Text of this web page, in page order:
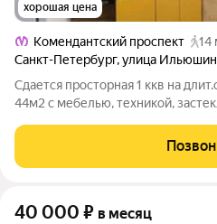
хорошая цена
Комендантский проспект
14
Санкт-Петербург,улица
Сдается просторная 1 ккв на
44м2 с мебелью, техникой,
разные магазины,аптеки, садики,
"Комендантский проспект"(20
40 000 ₽ в месяц